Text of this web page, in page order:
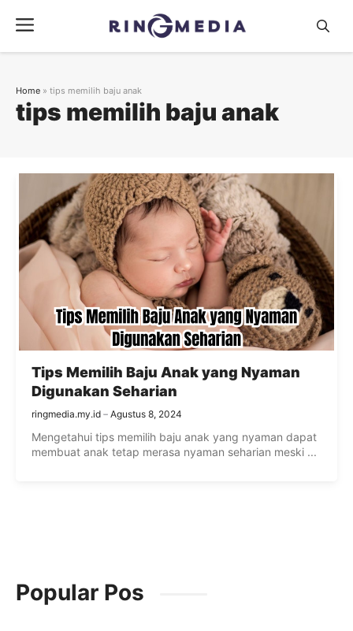
isi
Menu
tips memilih baju anak
Home » tips memilih baju anak
Tips Memilih Baju Anak yang Nyaman
Digunakan Seharian
ringmedia.my.id Agustus 8, 2024
Mengetahui tips memilih baju anak yang nyaman dapat
membuat anak tetap merasa nyaman seharian meski ...
Popular Pos